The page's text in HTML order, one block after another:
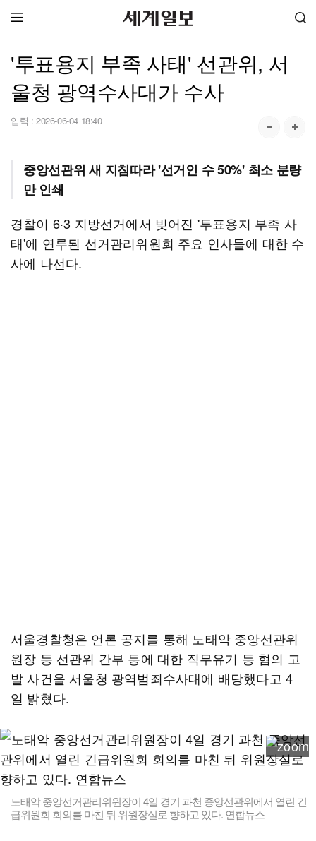
'투표용지 부족 사태' 선관위, 서
울청 광역수사대가 수사
입력 : 2026-06-04 18:40
중앙선관위 새 지침따라 '선거인 수 50%' 최소 분량
만 인쇄
경찰이 6·3 지방선거에서 빚어진 '투표용지 부족 사
태'에 연루된 선거관리위원회 주요 인사들에 대한 수
사에 나선다.
서울경찰청은 언론 공지를 통해 노태악 중앙선관위
원장 등 선관위 간부 등에 대한 직무유기 등 혐의 고
발 사건을 서울청 광역범죄수사대에 배당했다고 4
일 밝혔다.
노태악 중앙선거관리위원장이 4일 경기 과천 중앙선관위에서 열린 긴
급위원회 회의를 마친 뒤 위원장실로 향하고 있다. 연합뉴스